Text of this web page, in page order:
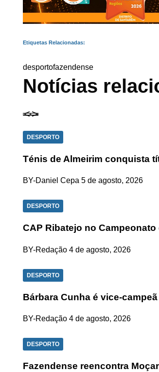
Etiquetas Relacionadas:
desportofazendense
Notícias
DESPORTO
Ténis de Almeirim conquista
BY-Daniel Cepa 5 de agosto, 2026
DESPORTO
CAP Ribatejo no
BY-Redação 4 de agosto, 2026
DESPORTO
Bárbara Cunha é vice-
BY-Redação 4 de agosto, 2026
DESPORTO
Fazendense reencontra